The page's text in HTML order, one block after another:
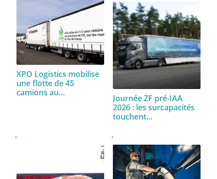
XPO Logistics mobilise
une flotte de 45
camions au…
Journée ZF pré-IAA
2026 : les surcapacités
touchent…